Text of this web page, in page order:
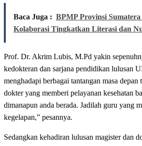
Baca Juga : BPMP Provinsi
Kolaborasi Tingkatkan Literasi dan
Prof. Dr. Akrim Lubis, M.Pd yakin
kedokteran dan sarjana pendidikan lulusan
menghadapi berbagai tantangan masa depan
dokter yang memberi pelayanan kesehatan
dimanapun anda berada. Jadilah guru yang
kegelapan,” pesannya.
Sedangkan kehadiran lulusan magister dan